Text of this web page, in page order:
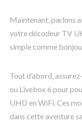
Maintenant, parlons
votre décodeur TV
simple comme
Tout d’abord,
ou Livebox 6 pour
UHD en WiFi. Ces
dans cette aventure